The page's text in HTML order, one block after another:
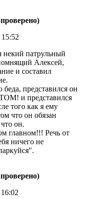
некий патрульный
Алексей,
и составил
беда, представился он
и представился
того как я ему
что он обязан
что он.
главном!!! Речь от
ничего не